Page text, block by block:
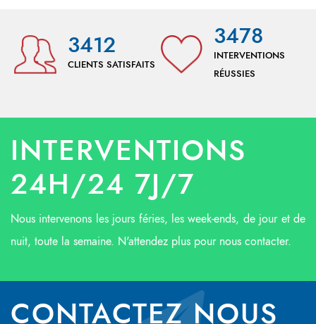
3412
CLIENTS SATISFAITS
3478
INTERVENTIONS
RÉUSSIES
INTERVENTIONS
24H/24 7J/7
Nous intervenons les jours féries, les week-ends, de jour et de
nuit, toute la semaine. N'attendez plus pour nous contacter.
CONTACTEZ NOUS